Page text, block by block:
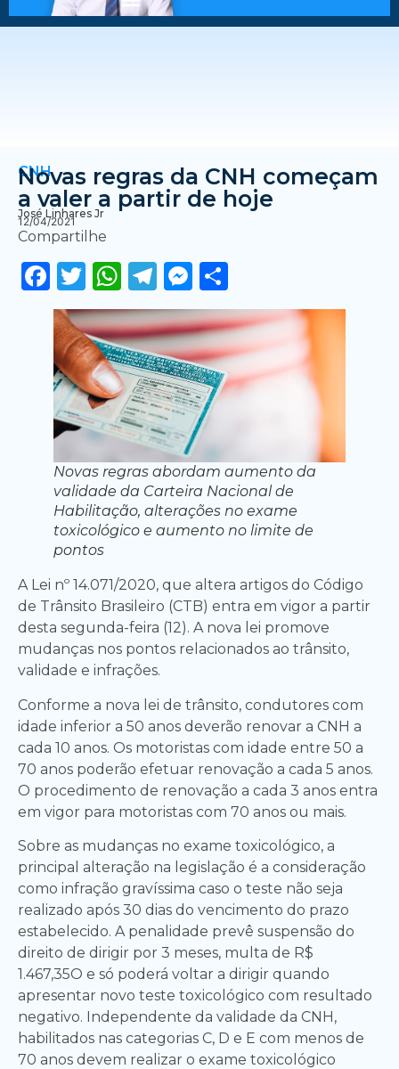
CNH
Novas regras da CNH começam
a valer a partir de hoje
José Linhares Jr
12/04/2021
Compartilhe
Facebook
Twitter
WhatsApp
Telegram
Messenger
Novas regras abordam aumento da
validade da Carteira Nacional de
Habilitação, alterações no exame
toxicológico e aumento no limite de
pontos
A Lei nº 14.071/2020, que altera artigos do Código
de Trânsito Brasileiro (CTB) entra em vigor a partir
desta segunda-feira (12). A nova lei promove
mudanças nos pontos relacionados ao trânsito,
validade e infrações.
Conforme a nova lei de trânsito, condutores com
idade inferior a 50 anos deverão renovar a CNH a
cada 10 anos. Os motoristas com idade entre 50 a
70 anos poderão efetuar renovação a cada 5 anos.
O procedimento de renovação a cada 3 anos entra
em vigor para motoristas com 70 anos ou mais.
Sobre as mudanças no exame toxicológico, a
principal alteração na legislação é a consideração
como infração gravíssima caso o teste não seja
realizado após 30 dias do vencimento do prazo
estabelecido. A penalidade prevê suspensão do
direito de dirigir por 3 meses, multa de R$
1.467,35O e só poderá voltar a dirigir quando
apresentar novo teste toxicológico com resultado
negativo. Independente da validade da CNH,
habilitados nas categorias C, D e E com menos de
70 anos devem realizar o exame toxicológico